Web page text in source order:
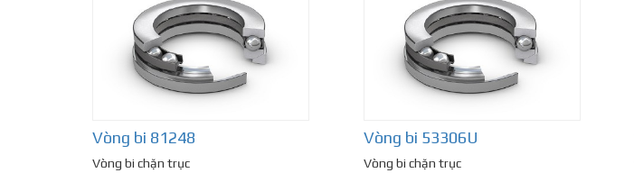
Vòng bi 81248
Vòng bi chặn trục
Vòng bi 53306U
Vòng bi chặn trục